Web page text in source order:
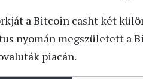
a Bitcoin casht két
nyomán megszületett a
piacán.